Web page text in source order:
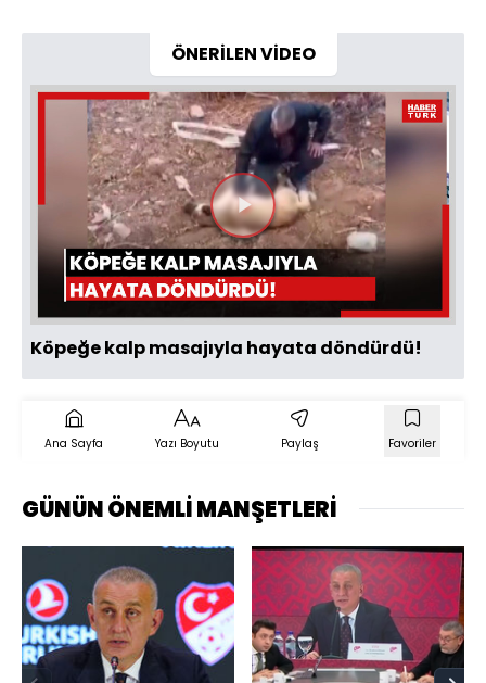
ÖNERİLEN VİDEO
Videoyu
Oynat
Köpeğe kalp masajıyla hayata döndürdü!
Ana Sayfa Yazı Boyutu Paylaş Favoriler
GÜNÜN ÖNEMLİ MANŞETLERİ